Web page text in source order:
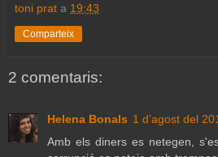
toni prat a 19:43
Comparteix
2 comentaris:
Helena Bonals 1 d’agost del
Amb els diners es netegen,